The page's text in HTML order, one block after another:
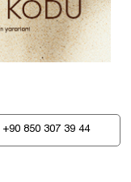
+90 850 307 39 44